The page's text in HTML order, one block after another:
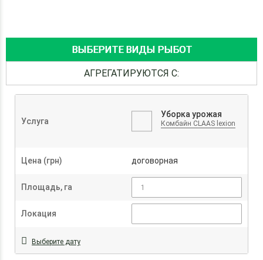
ВЫБЕРИТЕ ВИДЫ РЫБОТ
АГРЕГАТИРУЮТСЯ С:
Услуга
Уборка урожая
Комбайн CLAAS lexion
Цена (грн) договорная
Площадь, га
Локация
Выберите дату